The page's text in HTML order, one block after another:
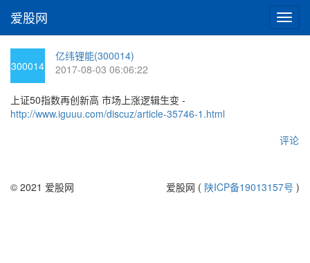
切
换
爱股网
300014
亿纬锂能(300014)
2017-08-03 06:06:22
上证50指数再创新高 市场上涨逻辑生变 -
http://www.iguuu.com/discuz/article-35746-1.html
评论
© 2021 爱股网 爱股网 ( 陕ICP备19013157号 )